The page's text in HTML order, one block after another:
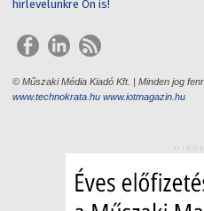
hírlevelünkre Ön is!
© Műszaki Média Kiadó Kft. | Minden jog
www.technokrata.hu www.iotmagazin.hu